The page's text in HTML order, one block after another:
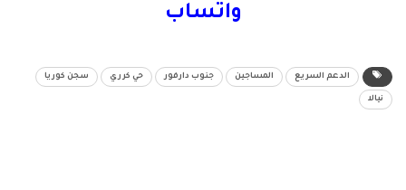
واتساب
الدعم السريع المساجين جنوب دارفور حي كرري سجن كوريا
نيالا